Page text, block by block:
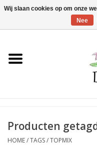
Home
Voorjaarsbloeiers
Producten
HOME/TAGS/TOPMIX
Wij slaan cookies op om onze
Nee